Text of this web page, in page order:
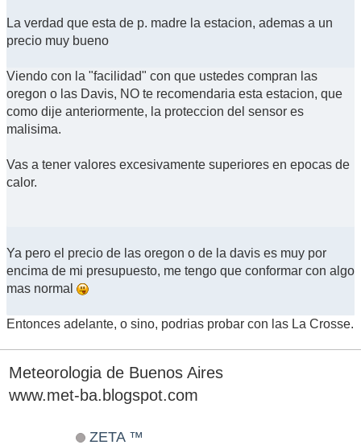
La verdad que esta de p. madre la estacion, ademas a un
precio muy bueno
Viendo con la "facilidad" con que ustedes compran las
oregon o las Davis, NO te recomendaria esta estacion, que
como dije anteriormente, la proteccion del sensor es
malisima.
Vas a tener valores excesivamente superiores en epocas de
calor.
Ya pero el precio de las oregon o de la davis es muy por
encima de mi presupuesto, me tengo que conformar con algo
mas normal
Entonces adelante, o sino, podrias probar con las La Crosse.
Meteorologia de Buenos Aires
www.met-ba.blogspot.com
ZETA ™